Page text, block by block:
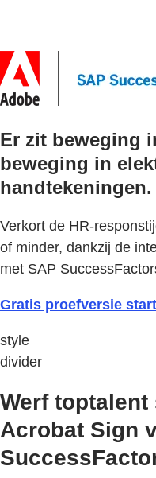
Er zit beweging
beweging in
handtekeningen.
Verkort de HR-
of minder, dankzij de
met SAP
Gratis proefversie
style
divider
Werf
Acrobat Sign